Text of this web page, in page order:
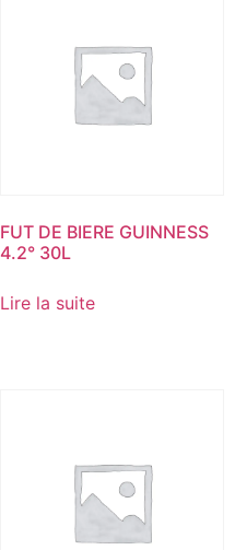
FUT DE BIERE GUINNESS
4.2° 30L
Lire la suite